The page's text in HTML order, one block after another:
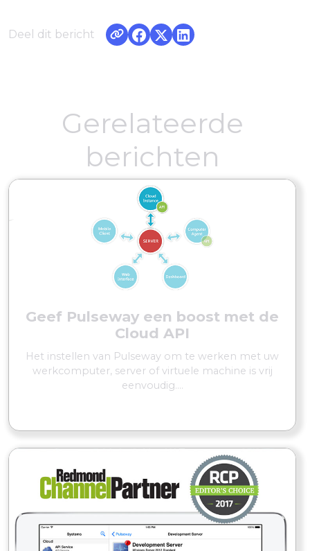
Deel dit bericht
Gerelateerde
berichten
Geef Pulseway een boost met de
Cloud API
Het instellen van Pulseway om te werken met uw
werkcomputer, server of virtuele machine is vrij
eenvoudig....